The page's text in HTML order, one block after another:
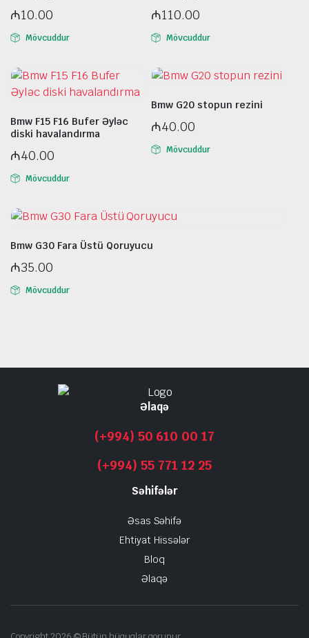
₼10.00
Mövcuddur
₼110.00
Mövcuddur
Bmw F15 F16 Bufer Əyləc
diski havalandırma
₼40.00
Mövcuddur
Bmw G20 stopun rezini
₼40.00
Mövcuddur
Bmw G30 Fara Üstü Qoruyucu
₼35.00
Mövcuddur
Əlaqə
(+994) 50 610 00 17
(+994) 55 771 12 25
Səhifələr
Əsas Səhifə
Ehtiyat Hissələr
Bloq
Əlaqə